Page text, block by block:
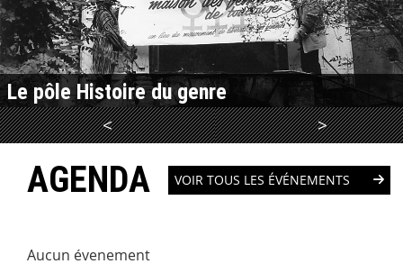
Le pôle Histoire du genre
LIRE LA SUITE < >
AGENDA VOIR TOUS LES ÉVÉNEMENTS
Aucun évenement